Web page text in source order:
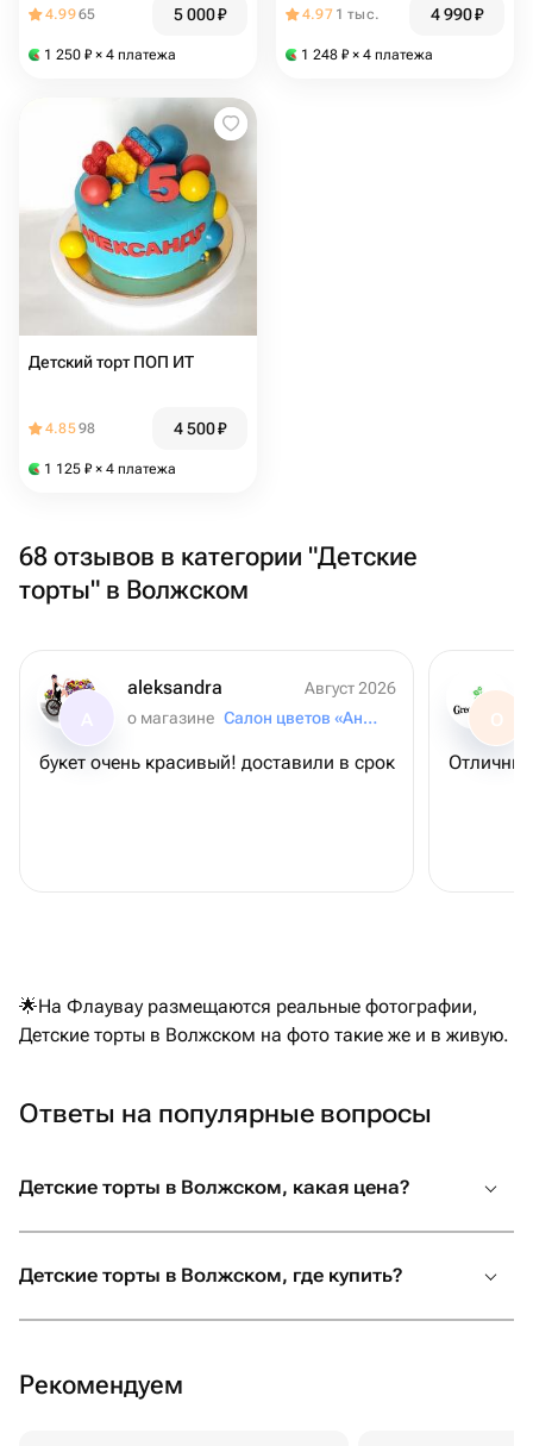
4.9965 5 000₽
1 250 ₽ × 4 платежа
4.97 1 тыс. 4 990₽
1 248 ₽ × 4 платежа
Детский торт ПОП ИТ
4.8598 4 500₽
1 125 ₽ × 4 платежа
68 отзывов в категории "Детские
торты" в Волжском
aleksandra
Август 2026
о магазине
Салон цветов «Анютины Глазки»
букет очень красивый! доставили в срок
О
🌟На Флаувау размещаются реальные фотографии,
Детские торты в Волжском на фото такие же и в живую.
Ответы на популярные вопросы
Детские торты в Волжском, какая цена?
Детские торты в Волжском, где купить?
Рекомендуем